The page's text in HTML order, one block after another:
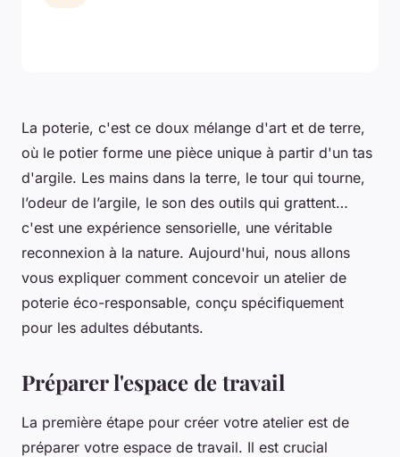
La poterie, c'est ce doux mélange d'art et de terre,
où le potier forme une pièce unique à partir d'un tas
d'argile. Les mains dans la terre, le tour qui tourne,
l’odeur de l’argile, le son des outils qui grattent…
c'est une expérience sensorielle, une véritable
reconnexion à la nature. Aujourd'hui, nous allons
vous expliquer comment concevoir un atelier de
poterie éco-responsable, conçu spécifiquement
pour les adultes débutants.
Préparer l'espace de travail
La première étape pour créer votre atelier est de
préparer votre espace de travail. Il est crucial